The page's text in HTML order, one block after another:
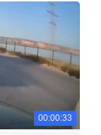
00:00:33